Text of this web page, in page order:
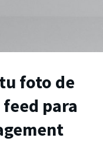
foto de
para